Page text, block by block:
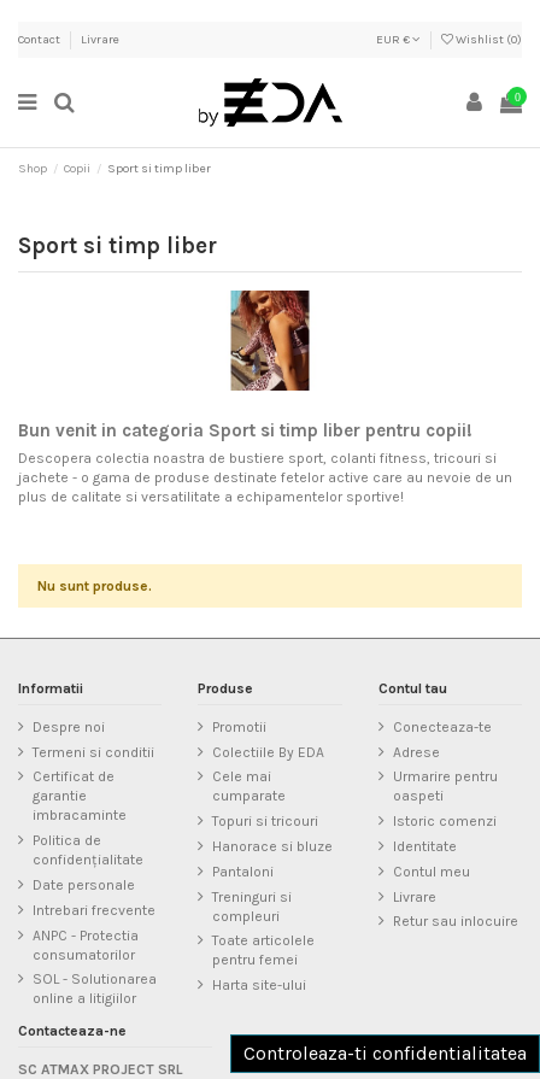
Contact Livrare EUR € Wishlist (0)
0
Shop Copii Sport si timp liber
Sport si timp liber
Bun venit in categoria Sport si timp liber pentru copii!
Descopera colectia noastra de bustiere sport, colanti fitness, tricouri si
jachete - o gama de produse destinate fetelor active care au nevoie de un
plus de calitate si versatilitate a echipamentelor sportive!
Nu sunt produse.
Informatii
Despre noi
Termeni si conditii
Certificat de
garantie
imbracaminte
Politica de
confidențialitate
Date personale
Intrebari frecvente
ANPC - Protectia
consumatorilor
SOL - Solutionarea
online a litigiilor
Produse
Promotii
Colectiile By EDA
Cele mai
cumparate
Topuri si tricouri
Hanorace si bluze
Pantaloni
Treninguri si
compleuri
Toate articolele
pentru femei
Harta site-ului
Contul tau
Conecteaza-te
Adrese
Urmarire pentru
oaspeti
Istoric comenzi
Identitate
Contul meu
Livrare
Retur sau inlocuire
Contacteaza-ne
SC ATMAX PROJECT SRL
Controleaza-ti confidentialitatea